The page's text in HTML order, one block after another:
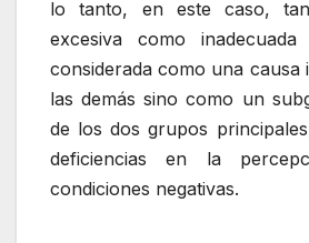
lo tanto, en este caso,
excesiva como
considerada como una causa
las demás sino como un
de los dos grupos
deficiencias en la
condiciones negativas.